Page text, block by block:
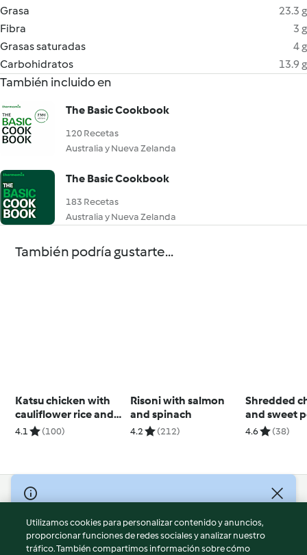
Grasa
23.3 g
Fibra
3 g
Grasas saturadas
4 g
Carbohidratos
13.9 g
También incluido en
The Basic Cookbook
120 Recetas
Australia y Nueva Zelanda
The Basic Cookbook
183 Recetas
Australia y Nueva Zelanda
También podría gustarte...
Katsu chicken with
cauliflower rice and
pickled salad
4.1 (100)
Risoni with salmon
and spinach
4.2 (212)
Shredded
and sweet
salad with
4.6 (38)
© Copyright 2026
Términos de uso
Política de privacidad
Utilizamos cookies para personalizar contenido y anuncios,
proporcionar funciones de redes sociales y analizar nuestro
tráfico. También compartimos información sobre cómo